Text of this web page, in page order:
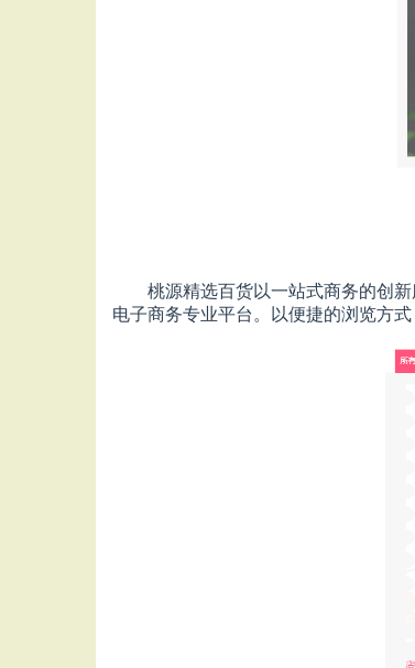
桃源精选百货以一站式商务的创
电子商务专业平台。以便捷的浏览方